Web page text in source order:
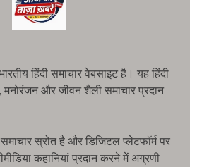
हिंदी समाचार वेबसाइट है। यह हिंदी
मनोरंजन और जीवन शैली समाचार प्रदान
स्रोत है और डिजिटल प्लेटफॉर्म पर
कहानियां प्रदान करने में अग्रणी